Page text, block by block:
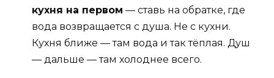
кухня на первом — ставь на обратке, где
вода возвращается с душа. Не с кухни.
Кухня ближе — там вода и так тёплая. Душ
— дальше — там холоднее всего.